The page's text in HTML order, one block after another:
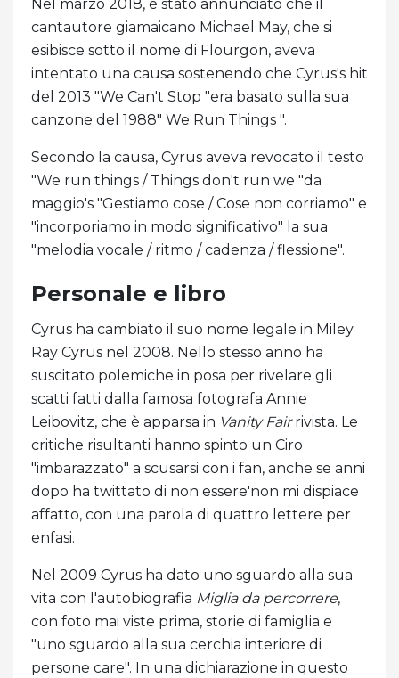
Nel marzo 2018, è stato annunciato che il
cantautore giamaicano Michael May, che si
esibisce sotto il nome di Flourgon, aveva
intentato una causa sostenendo che Cyrus's hit
del 2013 "We Can't Stop "era basato sulla sua
canzone del 1988" We Run Things ".
Secondo la causa, Cyrus aveva revocato il testo
"We run things / Things don't run we "da
maggio's "Gestiamo cose / Cose non corriamo" e
"incorporiamo in modo significativo" la sua
"melodia vocale / ritmo / cadenza / flessione".
Personale e libro
Cyrus ha cambiato il suo nome legale in Miley
Ray Cyrus nel 2008. Nello stesso anno ha
suscitato polemiche in posa per rivelare gli
scatti fatti dalla famosa fotografa Annie
Leibovitz, che è apparsa in Vanity Fairrivista. Le
critiche risultanti hanno spinto un Ciro
"imbarazzato" a scusarsi con i fan, anche se anni
dopo ha twittato di non essere'non mi dispiace
affatto, con una parola di quattro lettere per
enfasi.
Nel 2009 Cyrus ha dato uno sguardo alla sua
vita con l'autobiografia Miglia da percorrere,
con foto mai viste prima, storie di famiglia e
"uno sguardo alla sua cerchia interiore di
persone care". In una dichiarazione in questo